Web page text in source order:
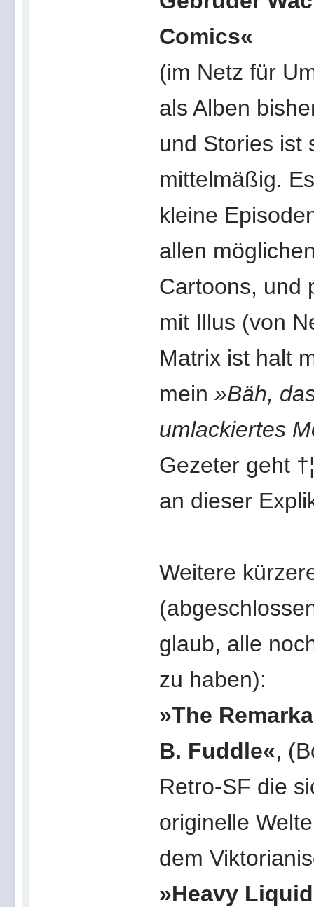
Comics«
(im Netz für
als Alben
und Stories ist
mittelmäßig.
kleine
allen
Cartoons, und
mit Illus (von
Matrix ist halt
mein »Bäh,
umlackiertes
Gezeter geht
an dieser
Weitere
glaub, alle
zu haben):
»The
B. Fuddle«,
Retro-SF die
originelle
dem
»Heavy